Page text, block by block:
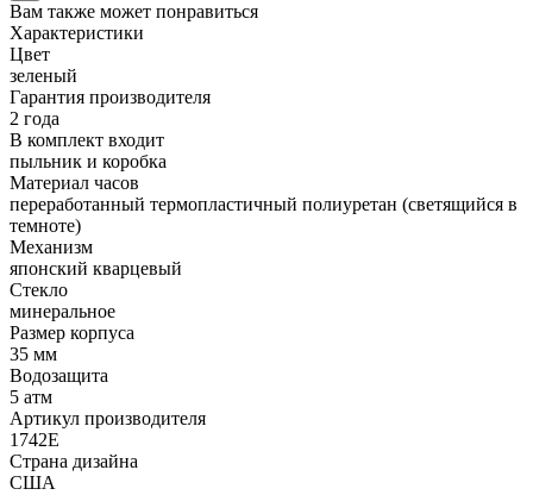
Вам также может понравиться
Характеристики
Цвет
зеленый
Гарантия производителя
2 года
В комплект входит
пыльник и коробка
Материал часов
переработанный термопластичный полиуретан (светящийся в
темноте)
Механизм
японский кварцевый
Стекло
минеральное
Размер корпуса
35 мм
Водозащита
5 атм
Артикул производителя
1742E
Страна дизайна
США